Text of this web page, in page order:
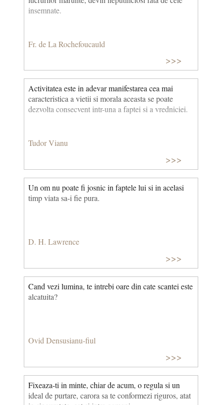
insemnate.
Fr. de La Rochefoucauld
>>>
Activitatea este in adevar manifestarea cea mai
caracteristica a vietii si morala aceasta se poate
dezvolta consecvent intr-una a faptei si a vredniciei.
Tudor Vianu
>>>
Un om nu poate fi josnic in faptele lui si in acelasi
timp viata sa-i fie pura.
D. H. Lawrence
>>>
Cand vezi lumina, te intrebi oare din cate scantei este
alcatuita?
Ovid Densusianu-fiul
>>>
Fixeaza-ti in minte, chiar de acum, o regula si un
ideal de purtare, carora sa te conformezi riguros, atat